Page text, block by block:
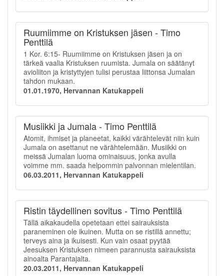
Ruumiimme on Kristuksen jäsen - Timo
Penttilä
1 Kor. 6:15- Ruumiimme on Kristuksen jäsen ja on
tärkeä vaalia Kristuksen ruumista. Jumala on säätänyt
avioliiton ja kristyttyjen tulisi perustaa liittonsa Jumalan
tahdon mukaan.
01.01.1970, Hervannan Katukappeli
Musiikki ja Jumala - Timo Penttilä
Atomit, ihmiset ja planeetat, kaikki värähtelevät niin kuin
Jumala on asettanut ne värähtelemään. Musiikki on
meissä Jumalan luoma ominaisuus, jonka avulla
voimme mm. saada helpommin palvonnan mielentilan.
06.03.2011, Hervannan Katukappeli
Ristin täydellinen sovitus - Timo Penttilä
Tällä aikakaudella opetetaan ettei sairauksista
paraneminen ole ikuinen. Mutta on se ristillä annettu;
terveys aina ja ikuisesti. Kun vain osaat pyytää
Jeesuksen Kristuksen nimeen parannusta sairauksista
ainoalta Parantajalta.
20.03.2011, Hervannan Katukappeli